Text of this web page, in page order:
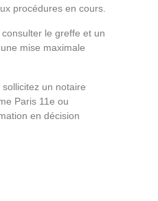
procédures en cours.
le greffe et un
mise maximale
un notaire
Paris 11e ou
en décision